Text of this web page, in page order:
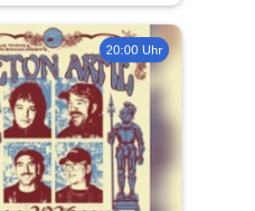
20:00 Uhr